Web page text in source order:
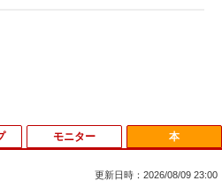
モニター 本
更新日時：2026/08/09 23:00